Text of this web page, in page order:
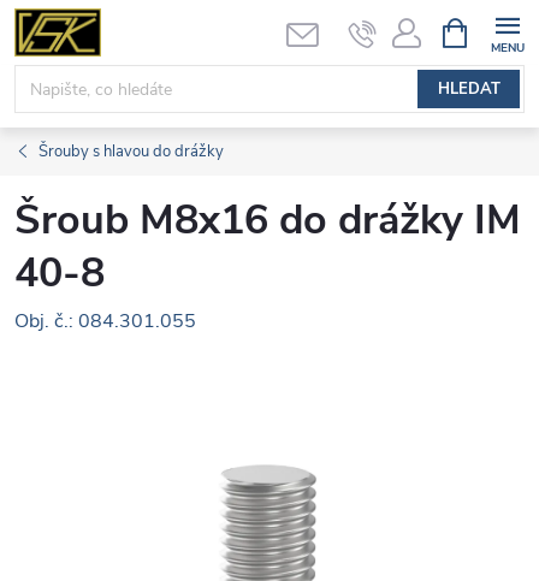
Přejít
obsah
HLEDAT
NÁKUPNÍ
KOŠÍK
Šrouby s hlavou do drážky
Šroub M8x16 do drážky IM
40-8
Obj. č.: 084.301.055